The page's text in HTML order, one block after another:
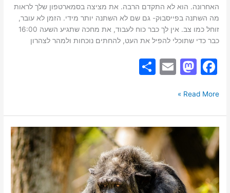
האחרונה. הוא לא התקדם הרבה. את מציצה בסמארטפון שלך לראות
מה השתנה בפייסבוק- גם שם לא השתנה יותר מידי. הזמן לא עובר,
זוחל כמו צב. אין לך כבר כוח לעבוד, את מחכה שתגיע השעה 16:00
כבר כדי שתוכלי להפיל את העט, להחתים נוכחות ולמהר לצהרון
F
c
e
b
o
k
M
st
o
d
o
n
E
l
e
Read More »
פינת
"אפשר
שאלה?":
איך
מטפלים
בהפרעת